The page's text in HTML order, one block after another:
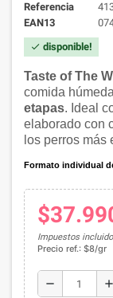
Referencia
EAN13
check disponible!
Taste of The
comida húmeda
etapas. Ideal
elaborado con
los perros más
Formato individual
Impuestos
Precio ref.: $8/gr
remove add